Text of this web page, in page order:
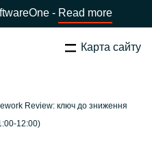
- Read more
Карта сайту
Review: ключ до зниження
12:00)
Закрити